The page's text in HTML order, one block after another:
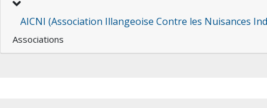
AICNI (Association Illangeoise Contre les Nuisances
Associations